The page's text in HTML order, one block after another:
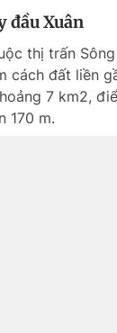
đầu Xuân
thị trấn
cách đất liền
7 km2,
170 m.